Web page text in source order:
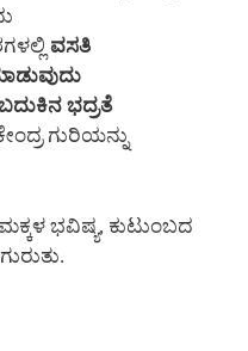
ವಸತಿ
ಭದ್ರತೆ
ಗುರಿಯನ್ನು
ಭವಿಷ್ಯ, ಕುಟುಂಬದ